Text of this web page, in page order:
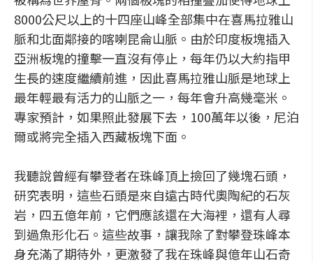
8000公尺以上的十四座山峰全部集中在喜馬拉雅山
脈和北面鄰接的喀喇昆侖山脈。由於印度板塊插入
亞洲板塊的撞擊一直沒有停止，每年仍以大約指甲
生長的速度繼續前進，因此喜馬拉雅山脈是地球上
最年輕最有活力的山脈之一，每年會升高幾毫米。
專家預計，如果照此發展下去，100萬年以後，尼泊
爾或將完全插入西藏板塊下面。
我聽說曾經有攀登者在珠峰頂上撿回了幾塊石頭，
研究表明，這些石頭是來自遠古時代奧陶紀的石灰
岩，四五億年前，它們應該還在大海裡，還有人尋
到過魚形化石。這些故事，讓我除了對攀登珠峰本
身充滿了期待外，更激發了我在珠峰與億年山石奇